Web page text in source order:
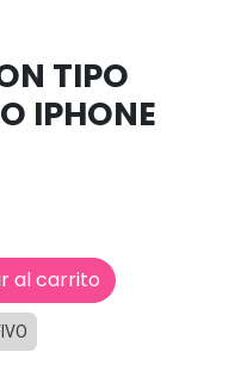
TIPO
IPHONE
al carrito